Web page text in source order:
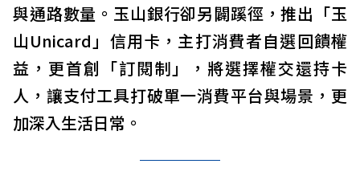
與通路數量。玉山銀行卻另闢蹊徑，推出「玉
山Unicard」信用卡，主打消費者自選回饋權
益，更首創「訂閱制」，將選擇權交還持卡
人，讓支付工具打破單一消費平台與場景，更
加深入生活日常。